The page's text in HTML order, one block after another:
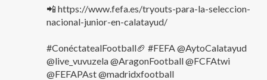
📲 https://www.fefa.es/tryouts-para-la-seleccion-
nacional-junior-en-calatayud/
#ConéctatealFootball🏈 #FEFA @AytoCalatayud
@live_vuvuzela @AragonFootball @FCFAtwi
@FEFAPAst @madridxfootball